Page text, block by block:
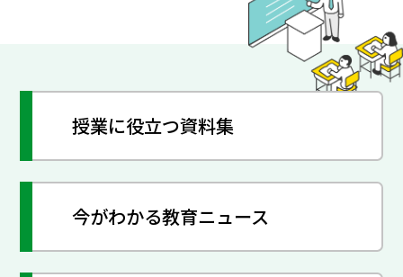
授業に役立つ資料集
今がわかる教育ニュース